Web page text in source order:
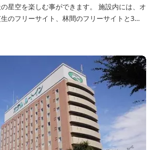
楽しむ事ができます。 施設内には、オ
のフリーサイト、林間のフリーサイトと3種
、豊かな自然の中でのんびりとキャンプを楽
メ。 大小合わせて6棟のコテージがあります。